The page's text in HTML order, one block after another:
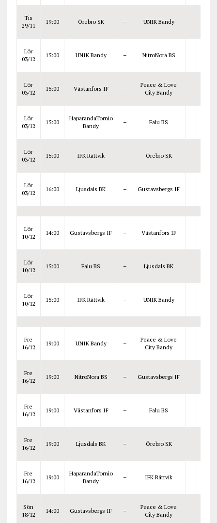
Tis
29/11
19:00 Örebro SK – UNIK Bandy
Lör
03/12
15:00 UNIK Bandy – NitroNora BS
Lör
03/12
15:00 Västanfors IF –
Peace & Love
City Bandy
Lör
03/12
15:00
HaparandaTornio
Bandy
– Falu BS
Lör
03/12
15:00 IFK Rättvik – Örebro SK
Lör
03/12
16:00 Ljusdals BK – Gustavsbergs IF
Lör
10/12
14:00 Gustavsbergs IF – Västanfors IF
Lör
10/12
15:00 Falu BS – Ljusdals BK
Lör
10/12
15:00 IFK Rättvik – UNIK Bandy
Fre
16/12
19:00 UNIK Bandy –
Peace & Love
City Bandy
Fre
16/12
19:00 NitroNora BS – Gustavsbergs IF
Fre
16/12
19:00 Västanfors IF – Falu BS
Fre
16/12
19:00 Ljusdals BK – Örebro SK
Fre
16/12
19:00
HaparandaTornio
Bandy
– IFK Rättvik
Sön
18/12
14:00 Gustavsbergs IF –
Peace & Love
City Bandy